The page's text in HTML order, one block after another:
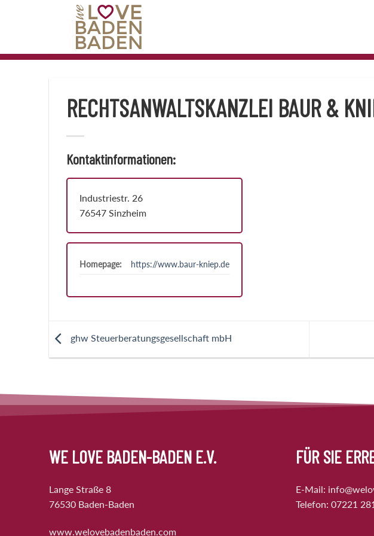
RECHTSANWALTSKANZLEI BAUR &
Kontaktinformationen:
Industriestr. 26
76547 Sinzheim
Homepage: https://www.baur-kniep.de
ghw Steuerberatungsgesellschaft mbH
WE LOVE BADEN-BADEN E.V.
Lange Straße 8
76530 Baden-Baden
www.welovebadenbaden.com
FÜR SIE
E-Mail:
Telefon:07221